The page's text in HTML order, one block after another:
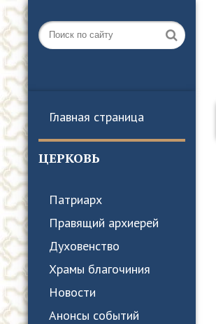
Главная страница
ЦЕРКОВЬ
Патриарх
Правящий архиерей
Духовенство
Храмы благочиния
Новости
Анонсы событий